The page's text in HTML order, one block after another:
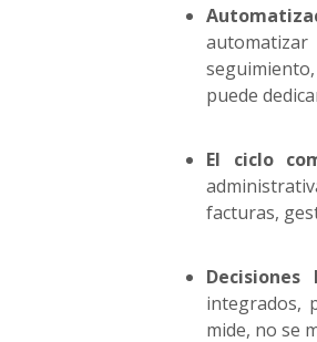
puede
El ciclo
facturas,
integrados,
mide, no se